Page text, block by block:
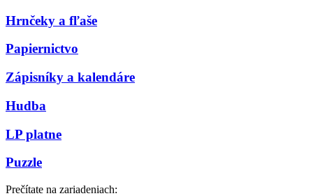
Hrnčeky a fľaše
Papiernictvo
Zápisníky a kalendáre
Hudba
LP platne
Puzzle
Prečítate na zariadeniach: